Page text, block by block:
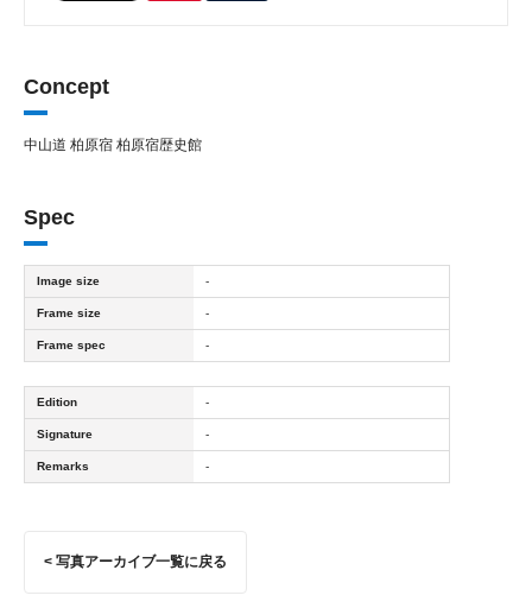
Concept
中山道 柏原宿 柏原宿歴史館
Spec
Image size -
Frame size -
Frame spec -
Edition -
Signature -
Remarks -
< 写真アーカイブ一覧に戻る